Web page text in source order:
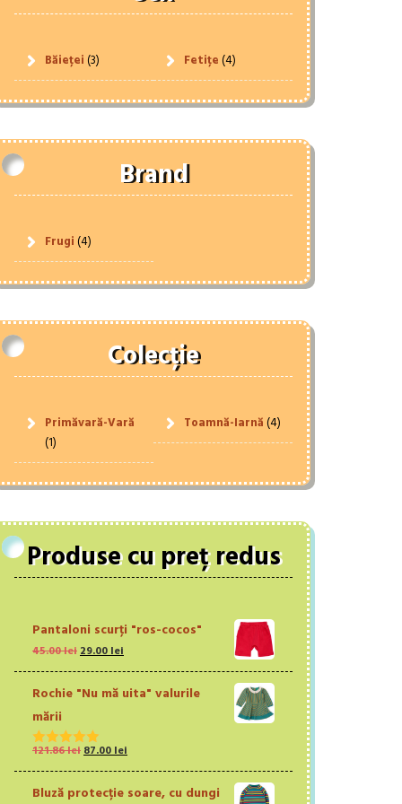
Băieței(3) Fetițe(4)
Brand
Frugi(4)
Colecție
Primăvară-Vară
(1)
Toamnă-Iarnă(4)
Produse cu preț redus
Pantaloni scurţi "ros-cocos"
45.00leiPrețul
inițial
a
fost:
29.00leiPrețul
curent
este:
29.00 lei.
Rochie "Nu mă uita" valurile
mării
Evaluat la
121.86leiPrețul
inițial
a
87.00leiPrețul
curent
este:
Bluză protecție soare, cu dungi